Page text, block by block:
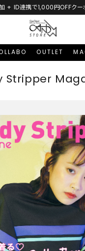
+ ID連携で1,000円OFFクー
OUTLET
Stripper